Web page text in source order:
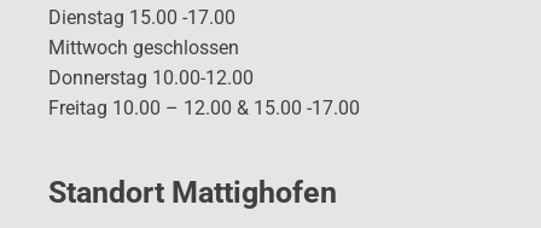
Dienstag 15.00 -17.00
Mittwoch geschlossen
Donnerstag 10.00-12.00
Freitag 10.00 – 12.00 & 15.00 -17.00
Standort Mattighofen